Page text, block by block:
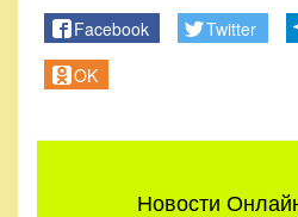
Правила
и
условия
Политика
Facebook Twitter
OK
Новости